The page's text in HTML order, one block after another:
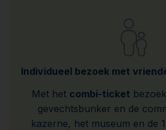
Individueel bezoek met
Met het combi-ticket
gevechtsbunker en de
kazerne, het museum en de